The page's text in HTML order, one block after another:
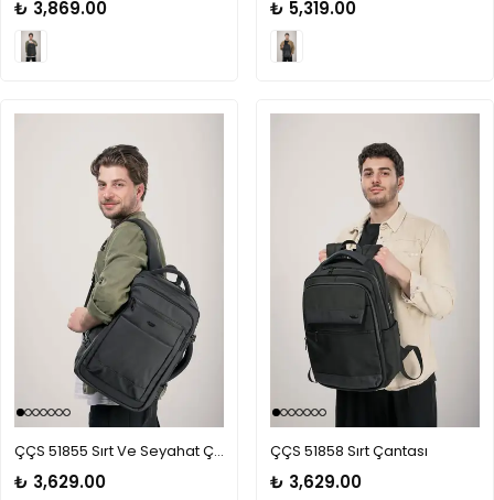
₺ 3,869.00 ₺ 5,319.00
ÇÇS 51855 Sırt Ve Seyahat Çantası
₺ 3,629.00
ÇÇS 51858 Sırt Çantası
₺ 3,629.00